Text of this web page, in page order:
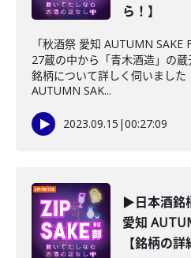
ら！】
「秋酒祭 愛知 AUTUMN SAKE
27蔵の中から「青木酒造」の
銘柄について詳しく伺いまし
AUTUMN SAK...
2023.09.15 |00:27:09
▶日本酒銘
愛知
【銘柄の